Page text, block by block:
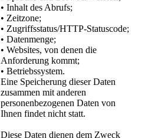
• Inhalt des Abrufs;
• Zeitzone;
• Zugriffsstatus/HTTP-Statuscode;
• Datenmenge;
• Websites, von denen die
Anforderung kommt;
• Betriebssystem.
Eine Speicherung dieser Daten
zusammen mit anderen
personenbezogenen Daten von
Ihnen findet nicht statt.
Diese Daten dienen dem Zweck